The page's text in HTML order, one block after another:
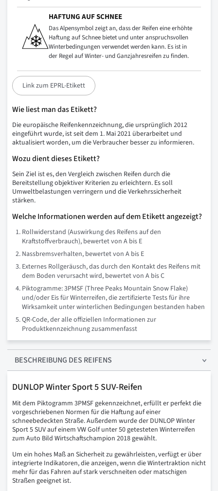
HAFTUNG AUF SCHNEE
Das Alpensymbol zeigt an, dass der Reifen eine erhöhte
Haftung auf Schnee bietet und unter anspruchsvollen
Winterbedingungen verwendet werden kann. Es ist in
der Regel auf Winter- und Ganzjahresreifen zu finden.
Link zum EPRL-Etikett
Wie liest man das Etikett?
Die europäische Reifenkennzeichnung, die ursprünglich 2012
eingeführt wurde, ist seit dem 1. Mai 2021 überarbeitet und
aktualisiert worden, um die Verbraucher besser zu informieren.
Wozu dient dieses Etikett?
Sein Ziel ist es, den Vergleich zwischen Reifen durch die
Bereitstellung objektiver Kriterien zu erleichtern. Es soll
Umweltbelastungen verringern und die Verkehrssicherheit
stärken.
Welche Informationen werden auf dem Etikett angezeigt?
Rollwiderstand (Auswirkung des Reifens auf den
Kraftstoffverbrauch), bewertet von A bis E
Nassbremsverhalten, bewertet von A bis E
Externes Rollgeräusch, das durch den Kontakt des Reifens mit
dem Boden verursacht wird, bewertet von A bis C
Piktogramme: 3PMSF (Three Peaks Mountain Snow Flake)
und/oder Eis für Winterreifen, die zertifizierte Tests für ihre
Wirksamkeit unter winterlichen Bedingungen bestanden haben
QR-Code, der alle offiziellen Informationen zur
Produktkennzeichnung zusammenfasst
BESCHREIBUNG DES REIFENS
DUNLOP Winter Sport 5 SUV-Reifen
Mit dem Piktogramm 3PMSF gekennzeichnet, erfüllt er perfekt die
vorgeschriebenen Normen für die Haftung auf einer
schneebedeckten Straße. Außerdem wurde der DUNLOP Winter
Sport 5 SUV auf einem VW Golf unter 50 getesteten Winterreifen
zum Auto Bild Wirtschaftschampion 2018 gewählt.
Um ein hohes Maß an Sicherheit zu gewährleisten, verfügt er über
integrierte Indikatoren, die anzeigen, wenn die Wintertraktion nicht
mehr für das Fahren auf stark verschneiten oder matschigen
Straßen geeignet ist.